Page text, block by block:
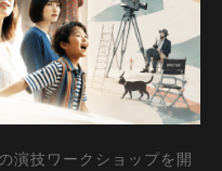
演技ワークショップを開